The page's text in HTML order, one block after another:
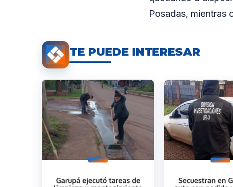
Posadas, mientras
TE PUEDE INTERESAR